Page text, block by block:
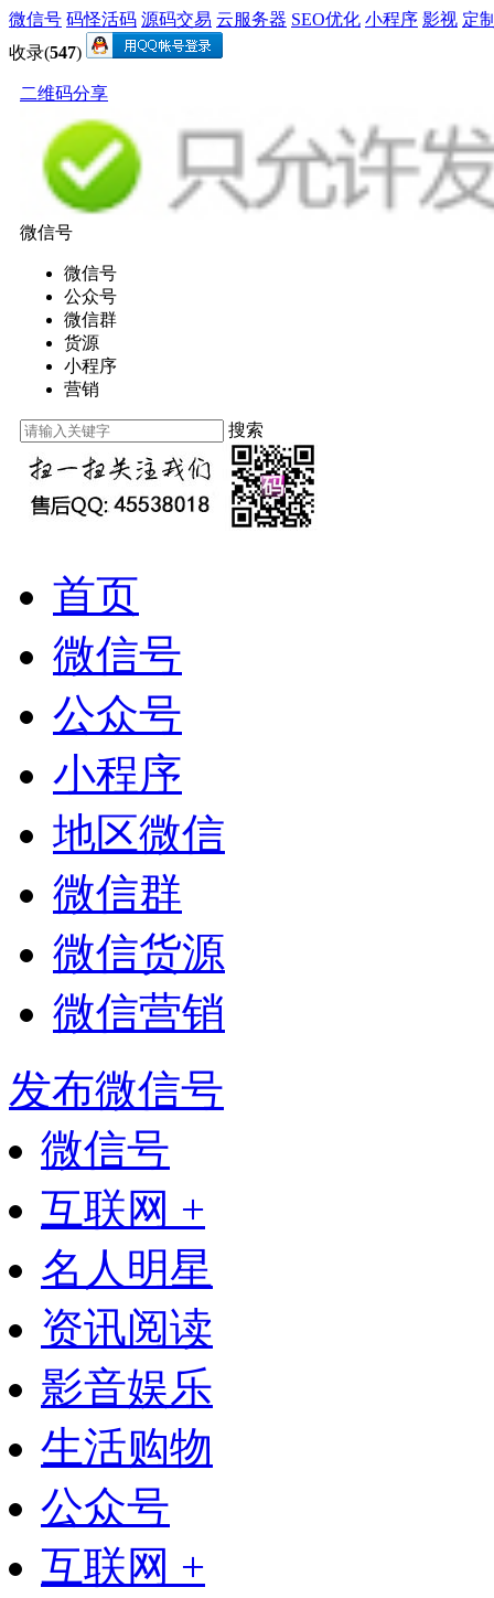
微信号 码怪活码 源码交易 云服务器 SEO优化 小程序 影视 定
收录(547)
二维码分享
微信号
微信号
公众号
微信群
货源
小程序
营销
搜索
首页
微信号
公众号
小程序
地区微信
微信群
微信货源
微信营销
发布微信号
微信号
互联网 +
名人明星
资讯阅读
影音娱乐
生活购物
公众号
互联网 +